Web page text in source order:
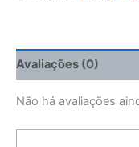
Avaliações (0)
Não há avaliações